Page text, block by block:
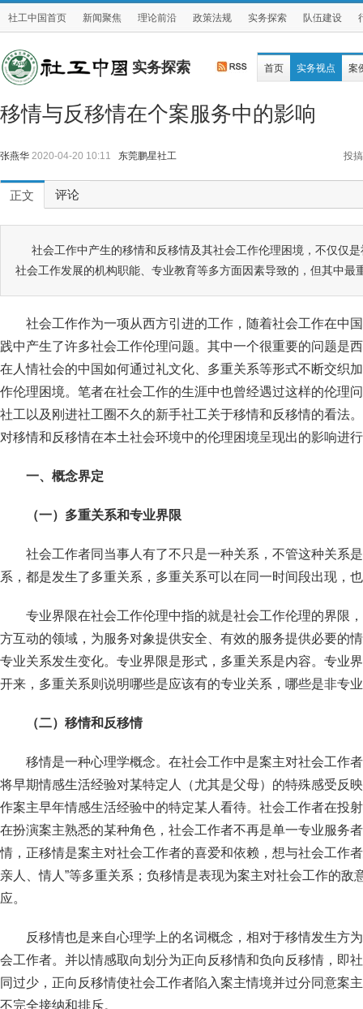
社工中国首页 新闻聚焦 理论前沿 政策法规 实务探索 队伍建设
实务探索 首页 实务视点 案
移情与反移情在个案服务中的影响
张燕华 2020-04-20 10:11 东莞鹏星社工 投搞
正文 评论
社会工作中产生的移情和反移情及其社会工作伦理困境，不仅仅
社会工作发展的机构职能、专业教育等多方面因素导致的，但其中最
社会工作作为一项从西方引进的工作，随着社会工作在中
践中产生了许多社会工作伦理问题。其中一个很重要的问题是
在人情社会的中国如何通过礼文化、多重关系等形式不断交织
作伦理困境。笔者在社会工作的生涯中也曾经遇过这样的伦理
社工以及刚进社工圈不久的新手社工关于移情和反移情的看法
对移情和反移情在本土社会环境中的伦理困境呈现出的影响进
一、概念界定
（一）多重关系和专业界限
社会工作者同当事人有了不只是一种关系，不管这种关系
系，都是发生了多重关系，多重关系可以在同一时间段出现，
专业界限在社会工作伦理中指的就是社会工作伦理的界限
方互动的领域，为服务对象提供安全、有效的服务提供必要的
专业关系发生变化。专业界限是形式，多重关系是内容。专业
开来，多重关系则说明哪些是应该有的专业关系，哪些是非专
（二）移情和反移情
移情是一种心理学概念。在社会工作中是案主对社会工作
将早期情感生活经验对某特定人（尤其是父母）的特殊感受反
作案主早年情感生活经验中的特定某人看待。社会工作者在投
在扮演案主熟悉的某种角色，社会工作者不再是单一专业服务
情，正移情是案主对社会工作者的喜爱和依赖，想与社会工作
亲人、情人”等多重关系；负移情是表现为案主对社会工作的敌
应。
反移情也是来自心理学上的名词概念，相对于移情发生方
会工作者。并以情感取向划分为正向反移情和负向反移情，即
同过少，正向反移情使社会工作者陷入案主情境并过分同意案
不完全接纳和排斥。